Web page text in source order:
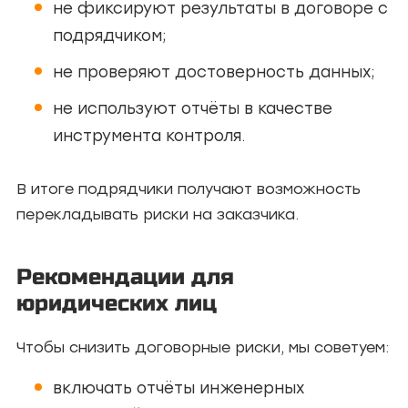
не фиксируют результаты в договоре с
подрядчиком;
не проверяют достоверность данных;
не используют отчёты в качестве
инструмента контроля.
В итоге подрядчики получают возможность
перекладывать риски на заказчика.
Рекомендации для
юридических лиц
Чтобы снизить договорные риски, мы советуем:
включать отчёты инженерных